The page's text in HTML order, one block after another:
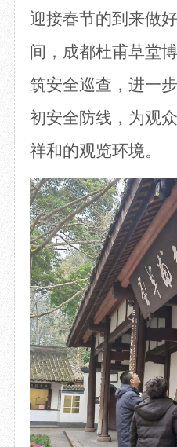
迎接春节的到来做
间，成都杜甫草堂
筑安全巡查，进一
初安全防线，为观
祥和的观览环境。